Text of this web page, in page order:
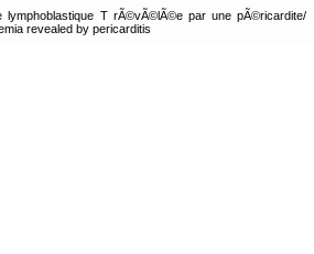
lymphoblastique T rÃ©vÃ©lÃ©e par une pÃ©ricardite/
revealed by pericarditis